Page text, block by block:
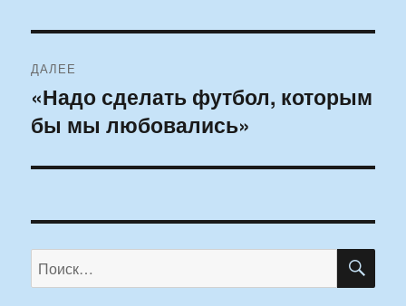
ДАЛЕЕ
Следующая
запись:
«Надо сделать футбол, которым
бы мы любовались»
Искать: